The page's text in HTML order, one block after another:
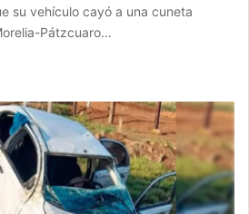
su vehículo cayó a una cuneta
Pátzcuaro…